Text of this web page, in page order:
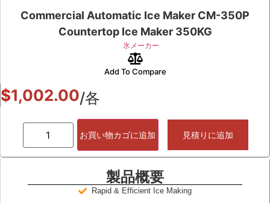
Commercial Automatic Ice Maker CM-350P
Countertop Ice Maker 350KG
氷メーカー
Add To Compare
$1,002.00/各
お買い物カゴに追加 見積りに追加
製品概要
Rapid & Efficient Ice Making